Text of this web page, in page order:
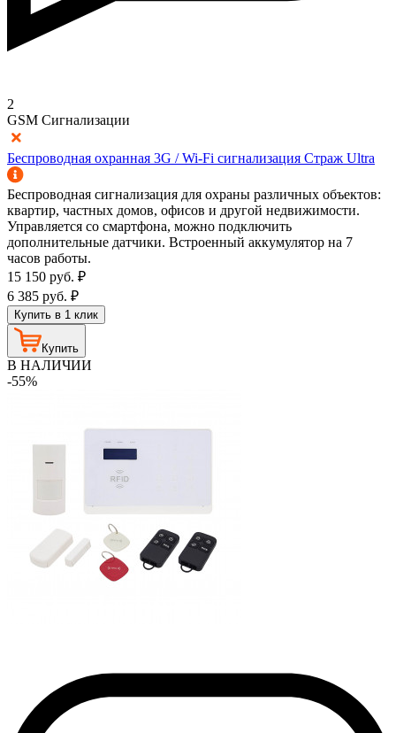
2
GSM Сигнализации
Беспроводная охранная 3G / Wi-Fi сигнализация Страж Ultra
Беспроводная сигнализация для охраны различных объектов:
квартир, частных домов, офисов и другой недвижимости.
Управляется со смартфона, можно подключить
дополнительные датчики. Встроенный аккумулятор на 7
часов работы.
15 150 руб. ₽
6 385 руб. ₽
Купить в 1 клик
Купить
В НАЛИЧИИ
-55%